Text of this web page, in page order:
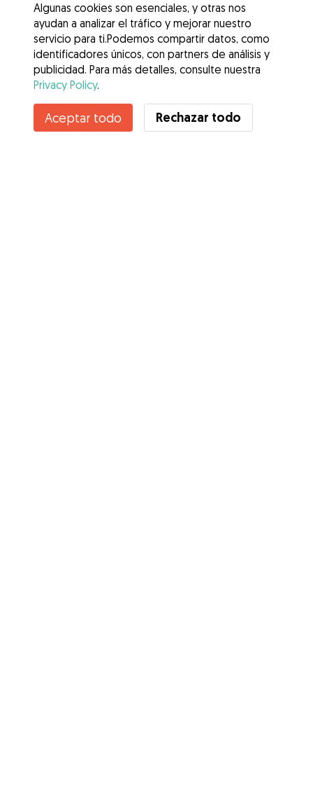
¿Conoces los Beneficios de Gudog? Ver más
Algunas cookies son esenciales, y otras nos
ayudan a analizar el tráfico y mejorar nuestro
servicio para ti.Podemos compartir datos, como
identificadores únicos, con partners de análisis y
publicidad. Para más detalles, consulte nuestra
Privacy Policy.
Aceptar todo Rechazar todo